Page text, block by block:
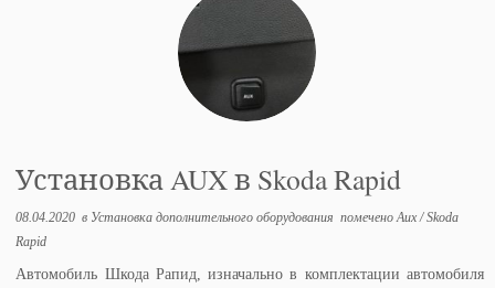
Установка AUX в Skoda Rapid
08.04.2020 в Установка дополнительного оборудования помеченоAux/Skoda
Rapid
Автомобиль Шкода Рапид, изначально в комплектации автомобиля